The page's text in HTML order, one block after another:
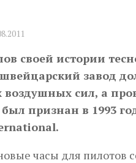
своей истории
завод
воздушных сил, а
признан в 1993
часы для пилотов